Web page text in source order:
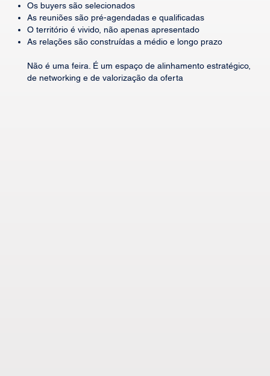
Os buyers são selecionados
As reuniões são pré-agendadas e qualificadas
O território é vivido, não apenas apresentado
As relações são construídas a médio e longo prazo
Não é uma feira. É um espaço de alinhamento estratégico,
de networking e de valorização da oferta